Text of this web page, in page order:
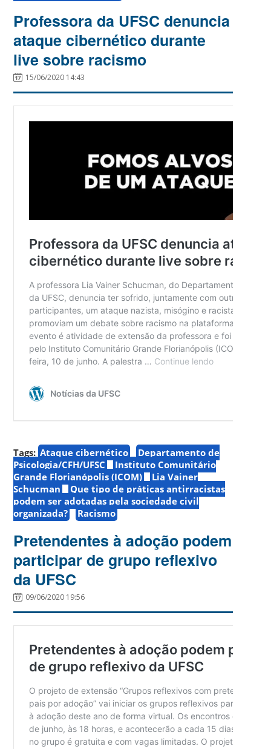
Professora da UFSC denuncia
ataque cibernético durante
live sobre racismo
15/06/2020 14:43
Tags: Ataque cibernético
Departamento de
Psicologia/CFH/UFSC
Instituto Comunitário
Grande Florianópolis (ICOM)
Lia Vainer
Schucman
Que tipo de práticas antirracistas
podem ser adotadas pela sociedade civil
organizada?
Racismo
Pretendentes à adoção podem
participar de grupo reflexivo
da UFSC
09/06/2020 19:56